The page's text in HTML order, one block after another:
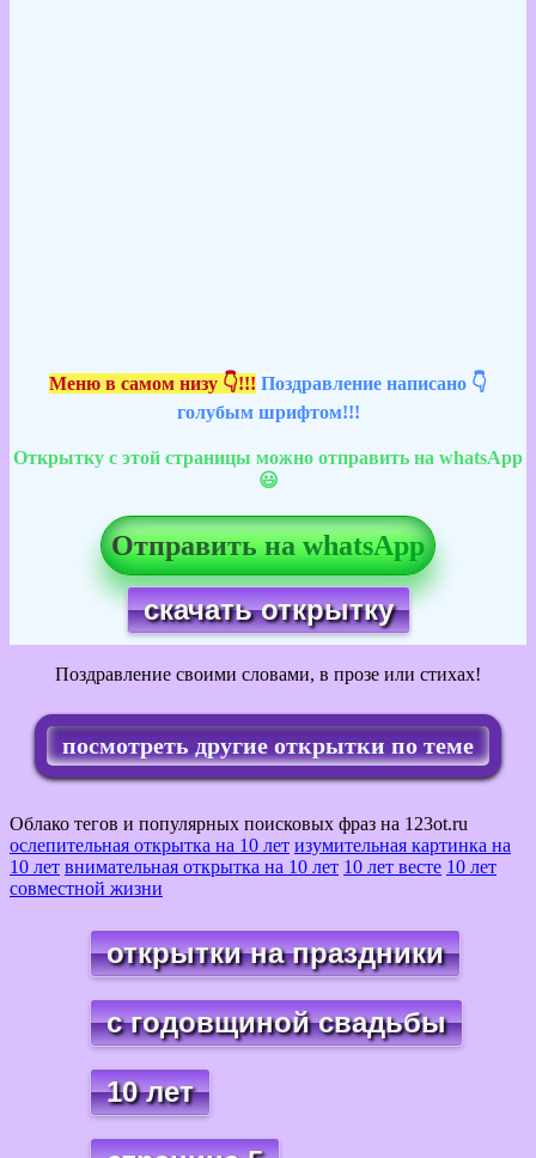
Меню в самом низу 👇!!! Поздравление написано 👇
голубым шрифтом!!!
Открытку с этой страницы можно отправить на whatsApp
😃
Отправить на whatsApp
скачать открытку
Поздравление своими словами, в прозе или стихах!
посмотреть другие открытки по теме
Облако тегов и популярных поисковых фраз на 123ot.ru
ослепительная открытка на 10 лет изумительная картинка на
10 лет внимательная открытка на 10 лет 10 лет весте 10 лет
совместной жизни
открытки на праздники
с годовщиной свадьбы
10 лет